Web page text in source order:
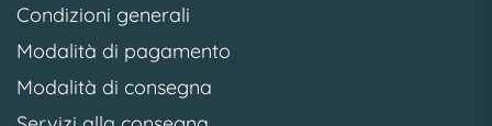
Condizioni generali
Modalità di pagamento
Modalità di consegna